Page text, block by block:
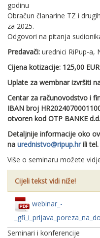
godinu
Obračun članarine TZ i
za 2025.
Odgovori na pitanja
Predavači: urednici RiPup-a,
Cijena kotizacije: 125,00
Uplate za wembnar izvršiti
Centar za računovodstvo i
IBAN broj
otvoren kod OTP BANKE
Detaljnije informacije oko
na urednistvo@ripup.hrili tel.
Više o seminaru možete
Cijeli tekst vidi niže!
webinar_-
Seminari i konferencije